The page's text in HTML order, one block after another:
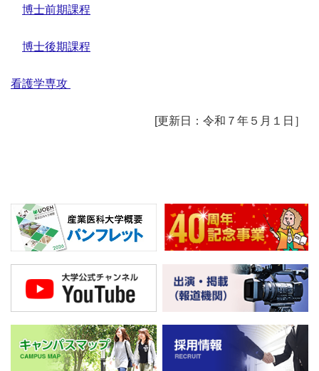
博士前期課程
博士後期課程
看護学専攻
[更新日：令和７年５月１日］